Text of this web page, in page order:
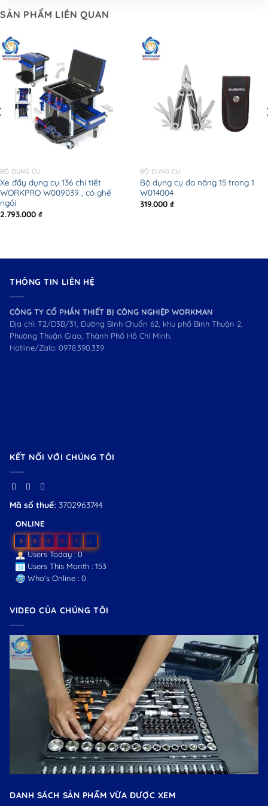
SẢN PHẨM LIÊN QUAN
BỘ DỤNG CỤ
Xe đẩy dụng cụ 136 chi tiết
WORKPRO W009039 , có ghế
ngồi
2.793.000 ₫
BỘ DỤNG CỤ
Bộ dụng cụ đa năng 15 trong 1
W014004
319.000 ₫
THÔNG TIN LIÊN HỆ
CÔNG TY CỔ PHẦN THIẾT BỊ CÔNG NGHIỆP WORKMAN
Địa chỉ: T2/D3B/31, Đường Bình Chuẩn 62, khu phố Bình Thuận 2,
Phường Thuận Giao, Thành Phố Hồ Chí Minh.
Hotline/Zalo: 0978.390.339
KẾT NỐI VỚI CHÚNG TÔI
Mã số thuế: 3702963744
ONLINE
0 0 0 8 3 1
Users Today : 0
Users This Month : 153
Who's Online : 0
VIDEO CỦA CHÚNG TÔI
DANH SÁCH SẢN PHẨM VỪA ĐƯỢC XEM